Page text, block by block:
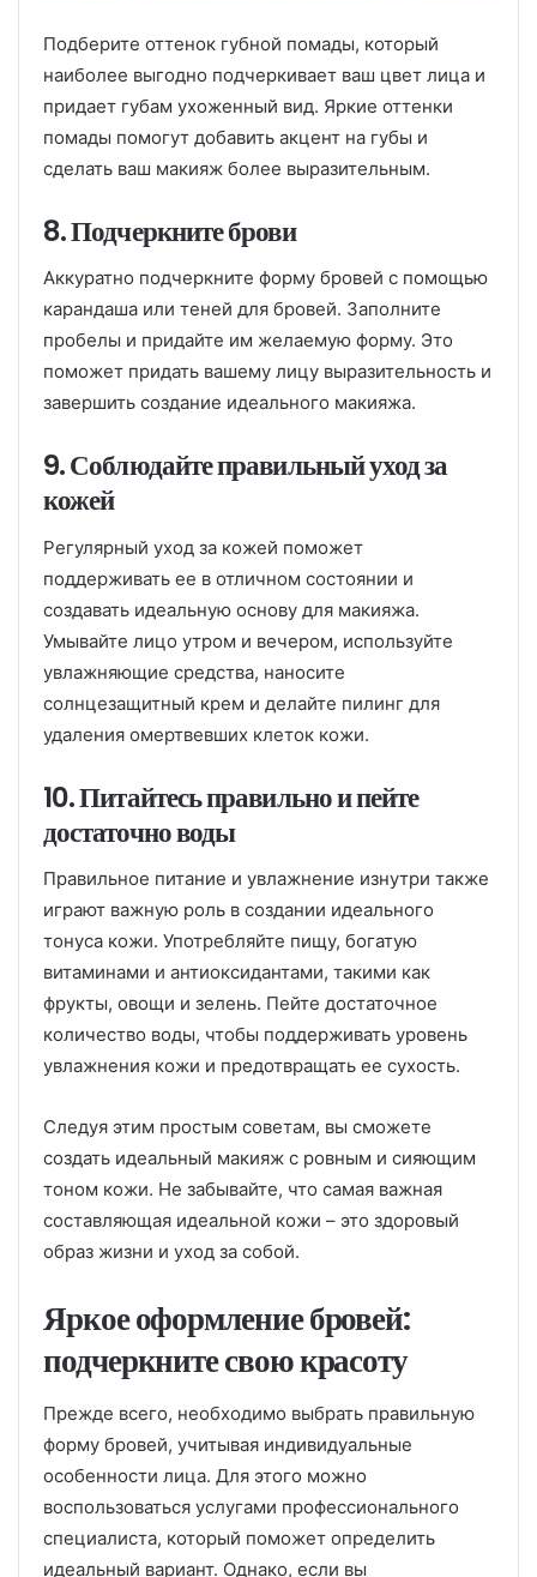
Подберите оттенок губной помады, который
наиболее выгодно подчеркивает ваш цвет лица и
придает губам ухоженный вид. Яркие оттенки
помады помогут добавить акцент на губы и
сделать ваш макияж более выразительным.
8. Подчеркните брови
Аккуратно подчеркните форму бровей с помощью
карандаша или теней для бровей. Заполните
пробелы и придайте им желаемую форму. Это
поможет придать вашему лицу выразительность и
завершить создание идеального макияжа.
9. Соблюдайте правильный уход за
кожей
Регулярный уход за кожей поможет
поддерживать ее в отличном состоянии и
создавать идеальную основу для макияжа.
Умывайте лицо утром и вечером, используйте
увлажняющие средства, наносите
солнцезащитный крем и делайте пилинг для
удаления омертвевших клеток кожи.
10. Питайтесь правильно и пейте
достаточно воды
Правильное питание и увлажнение изнутри также
играют важную роль в создании идеального
тонуса кожи. Употребляйте пищу, богатую
витаминами и антиоксидантами, такими как
фрукты, овощи и зелень. Пейте достаточное
количество воды, чтобы поддерживать уровень
увлажнения кожи и предотвращать ее сухость.
Следуя этим простым советам, вы сможете
создать идеальный макияж с ровным и сияющим
тоном кожи. Не забывайте, что самая важная
составляющая идеальной кожи – это здоровый
образ жизни и уход за собой.
Яркое оформление бровей:
подчеркните свою красоту
Прежде всего, необходимо выбрать правильную
форму бровей, учитывая индивидуальные
особенности лица. Для этого можно
воспользоваться услугами профессионального
специалиста, который поможет определить
идеальный вариант. Однако, если вы